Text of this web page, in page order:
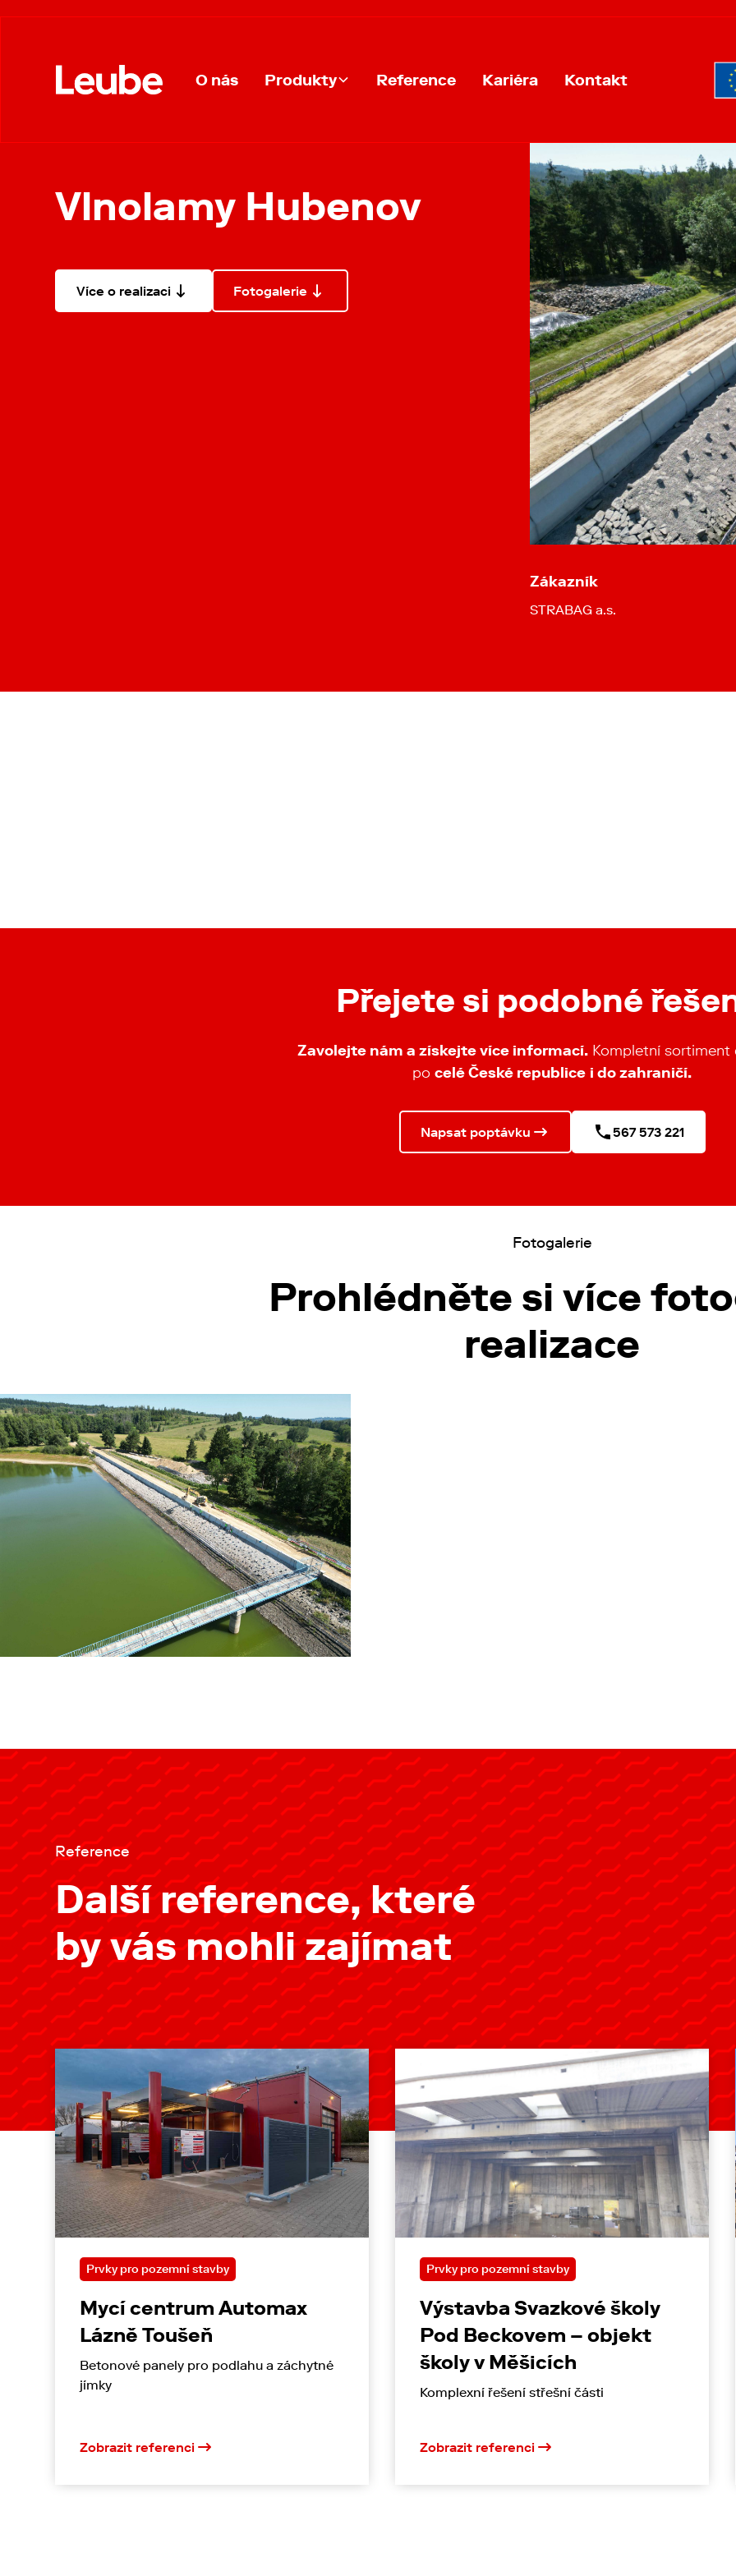
O nás Produkty Reference Kariéra Kontakt
Vlnolamy Hubenov
Více o realizaci Fotogalerie
Zákazník
STRABAG a.s.
Přejete si podobné
Zavolejte nám a získejte více informací. Kompletní sortiment
po celé České republice i do zahraničí.
Napsat poptávku 567 573 221
Fotogalerie
Prohlédněte si více
realizace
Reference
Další reference, které
by vás mohli zajímat
Prvky pro pozemní stavby
Mycí centrum Automax
Lázně Toušeň
Betonové panely pro podlahu a záchytné
jímky
Zobrazit referenci
Prvky pro pozemní stavby
Výstavba Svazkové školy
Pod Beckovem – objekt
školy v Měšicích
Komplexní řešení střešní části
Zobrazit referenci